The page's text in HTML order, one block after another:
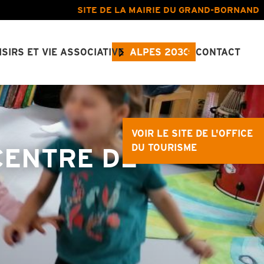
SITE DE LA MAIRIE DU GRAND-BORNAND
ET VIE ASSOCIATIVE ALPES 2030 CONTACT
DE
VOIR LE SITE DE L'OFFICE
DU TOURISME